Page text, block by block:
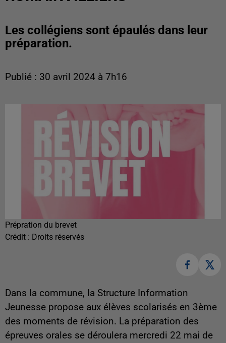
Les collégiens sont épaulés dans leur
préparation.
Publié : 30 avril 2024 à 7h16
Prépration du brevet
Crédit : Droits réservés
Dans la commune, la Structure Information
Jeunesse propose aux élèves scolarisés en 3ème
des moments de révision. La préparation des
épreuves orales se déroulera mercredi 22 mai de